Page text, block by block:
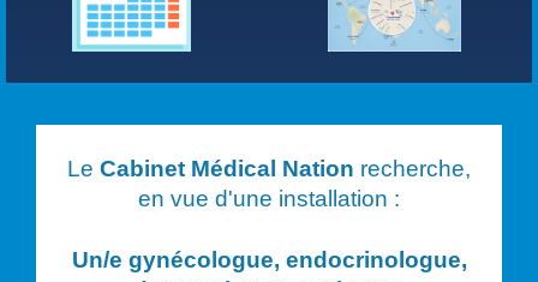
Le Cabinet Médical Nation recherche,
en vue d'une installation :
Un/e gynécologue, endocrinologue,